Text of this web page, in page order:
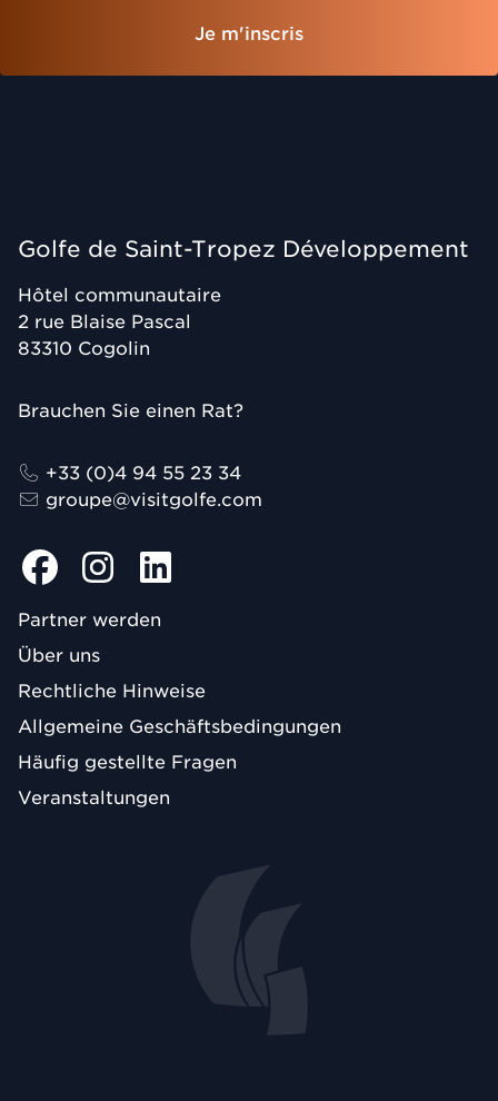
Je m'inscris
Golfe de Saint-Tropez Développement
Hôtel communautaire
2 rue Blaise Pascal
83310 Cogolin
Brauchen Sie einen Rat?
+33 (0)4 94 55 23 34
groupe@visitgolfe.com
Partner werden
Über uns
Rechtliche Hinweise
Allgemeine Geschäftsbedingungen
Häufig gestellte Fragen
Veranstaltungen